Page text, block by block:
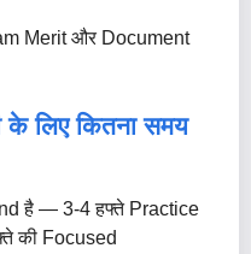
Merit और Document
लिए कितना समय
है — 3-4 हफ्ते Practice
की Focused